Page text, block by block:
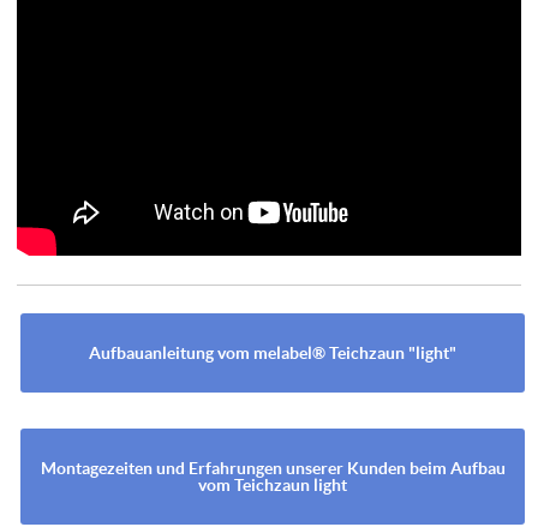
Aufbauanleitung vom melabel® Teichzaun "light"
Montagezeiten und Erfahrungen unserer Kunden beim Aufbau
vom Teichzaun light